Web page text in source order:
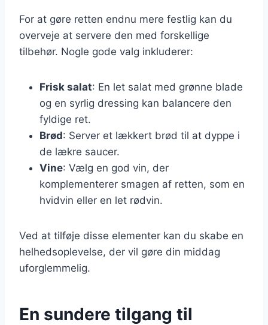
For at gøre retten endnu mere festlig kan du
overveje at servere den med forskellige
tilbehør. Nogle gode valg inkluderer:
Frisk salat: En let salat med grønne blade
og en syrlig dressing kan balancere den
fyldige ret.
Brød: Server et lækkert brød til at dyppe i
de lækre saucer.
Vine: Vælg en god vin, der
komplementerer smagen af retten, som en
hvidvin eller en let rødvin.
Ved at tilføje disse elementer kan du skabe en
helhedsoplevelse, der vil gøre din middag
uforglemmelig.
En sundere tilgang til